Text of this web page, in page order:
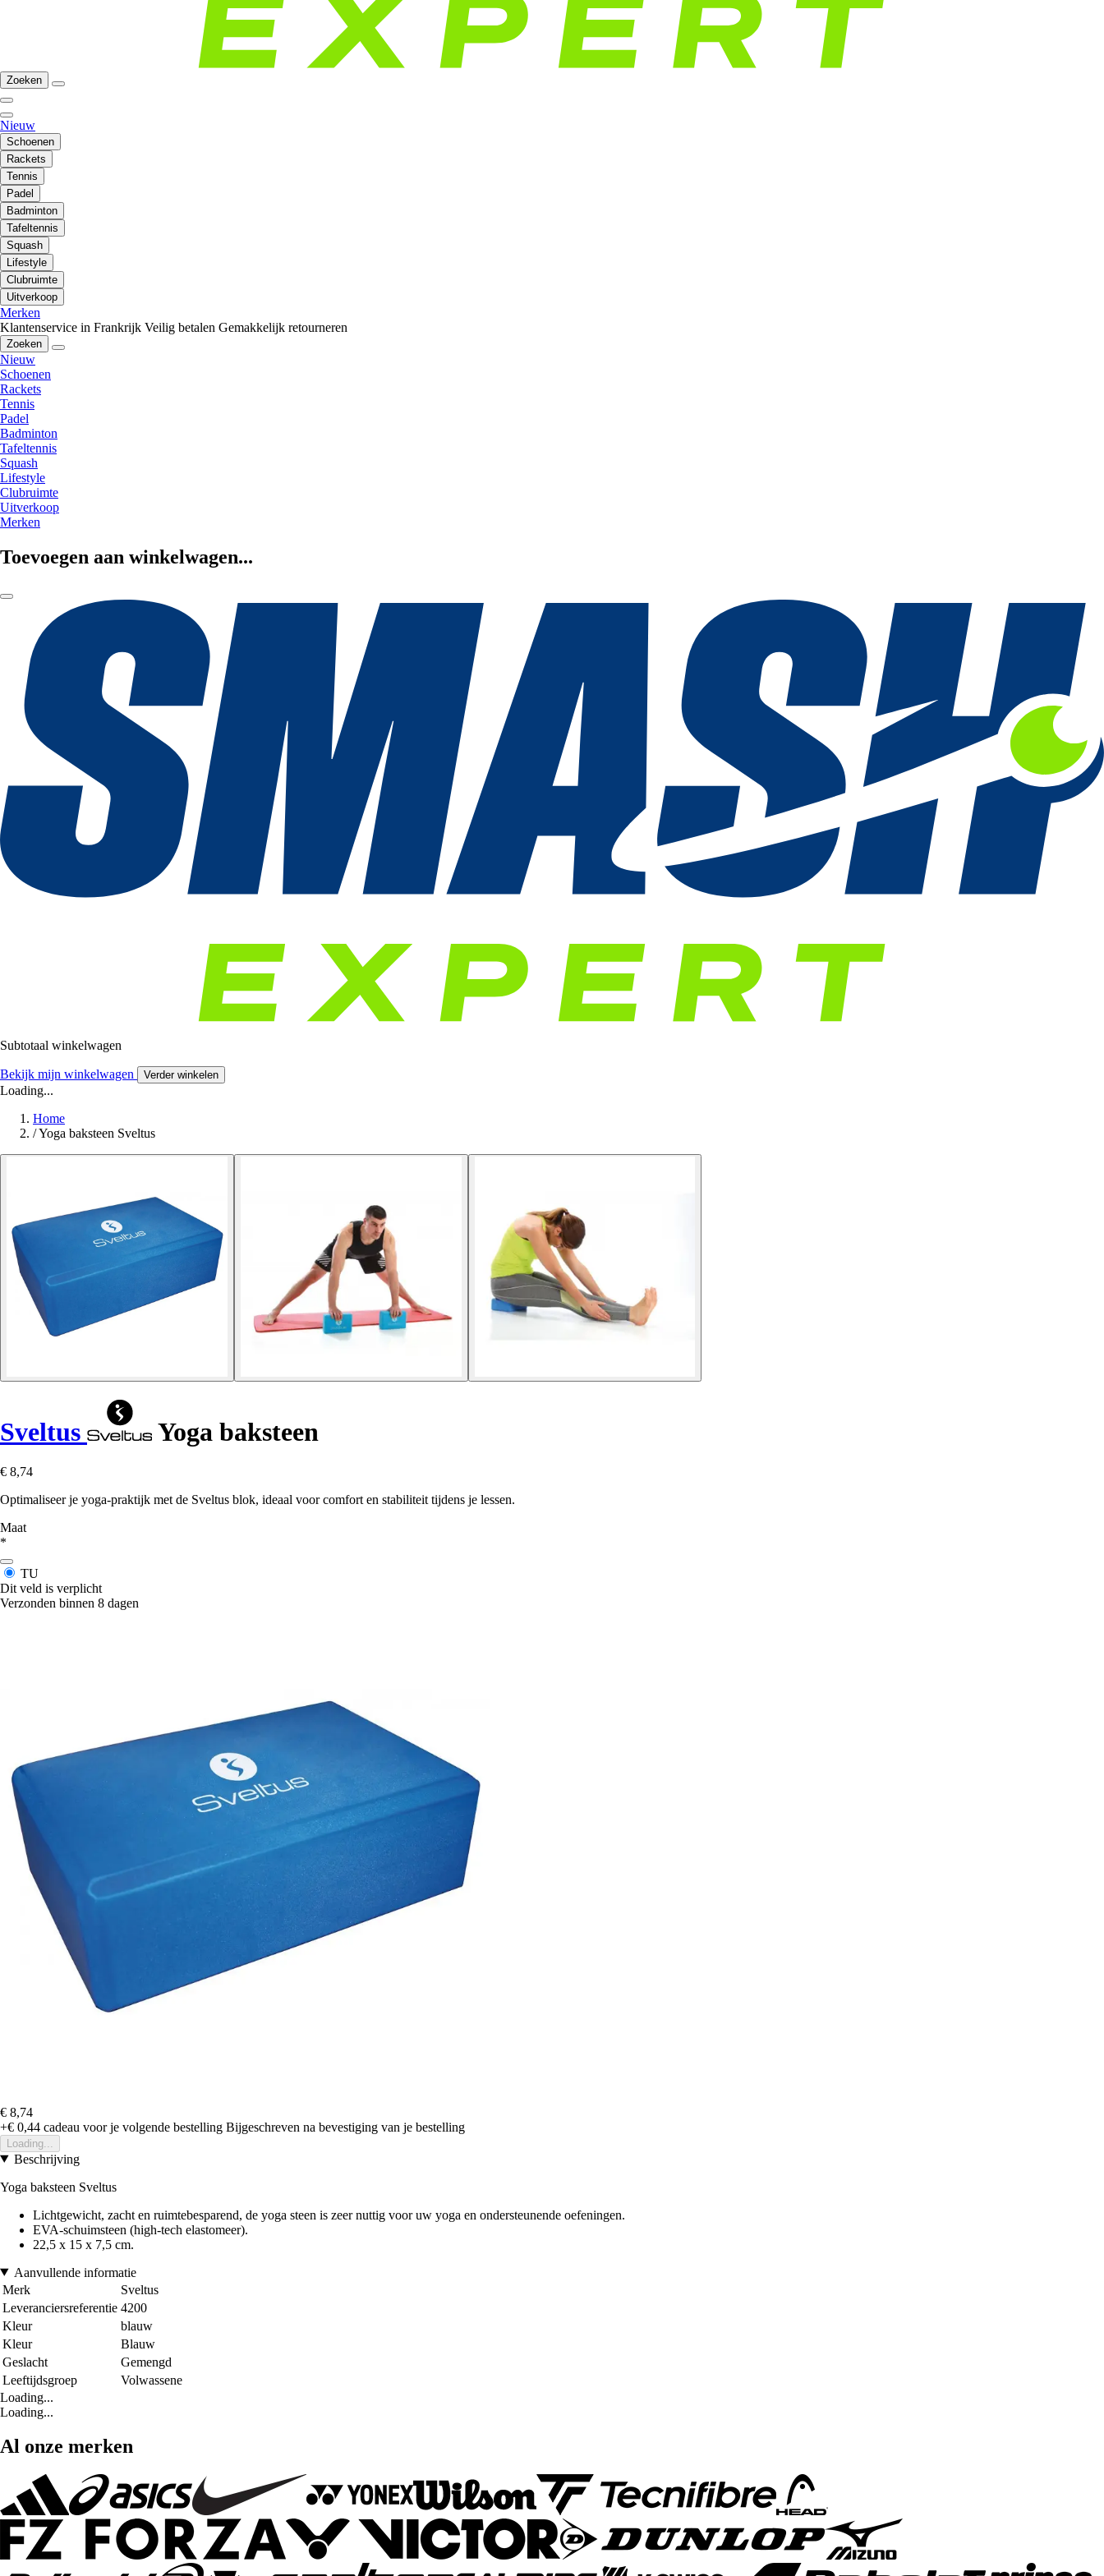
Zoeken
Nieuw
Schoenen
Rackets
Tennis
Padel
Badminton
Tafeltennis
Squash
Lifestyle
Clubruimte
Uitverkoop
Merken
Klantenservice in Frankrijk Veilig betalen Gemakkelijk retourneren
Zoeken
Nieuw
Schoenen
Rackets
Tennis
Padel
Badminton
Tafeltennis
Squash
Lifestyle
Clubruimte
Uitverkoop
Merken
Toevoegen aan winkelwagen...
Subtotaal winkelwagen
Bekijk mijn winkelwagen Verder winkelen
Loading...
Home
/Yoga baksteen Sveltus
Sveltus Yoga baksteen
€ 8,74
Optimaliseer je yoga-praktijk met de Sveltus blok, ideaal voor comfort en stabiliteit tijdens je lessen.
Maat
*
TU
Dit veld is verplicht
Verzonden binnen 8 dagen
€ 8,74
+€ 0,44 cadeau voor je volgende bestelling Bijgeschreven na bevestiging van je bestelling
Loading...
Beschrijving
Yoga baksteen Sveltus
Lichtgewicht, zacht en ruimtebesparend, de yoga steen is zeer nuttig voor uw yoga en ondersteunende oefeningen.
EVA-schuimsteen (high-tech elastomeer).
22,5 x 15 x 7,5 cm.
Aanvullende informatie
Merk
Sveltus
Leveranciersreferentie 4200
Kleur
blauw
Kleur
Blauw
Geslacht
Gemengd
Leeftijdsgroep
Volwassene
Loading...
Loading...
Al onze merken